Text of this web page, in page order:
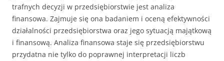
trafnych decyzji w przedsiębiorstwie jest analiza
finansowa. Zajmuje się ona badaniem i oceną efektywności
działalności przedsiębiorstwa oraz jego sytuacją majątkową
i finansową. Analiza finansowa staje się przedsiębiorstwu
przydatna nie tylko do poprawnej interpretacji liczb